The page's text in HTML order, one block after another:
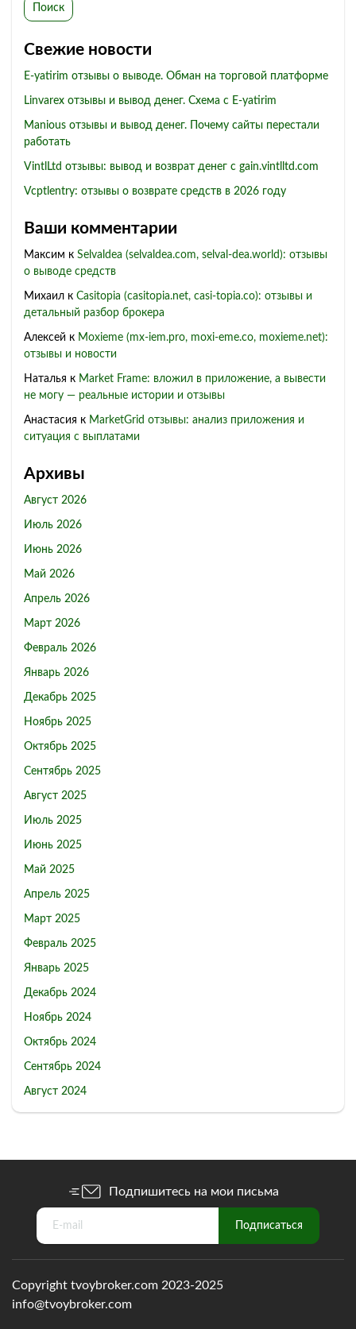
Поиск
Свежие новости
E-yatirim отзывы о выводе. Обман на торговой платформе
Linvarex отзывы и вывод денег. Схема с E-yatirim
Manious отзывы и вывод денег. Почему сайты перестали
работать
VintlLtd отзывы: вывод и возврат денег с gain.vintlltd.com
Vcptlentry: отзывы о возврате средств в 2026 году
Ваши комментарии
Максим к Selvaldea (selvaldea.com, selval-dea.world): отзывы
о выводе средств
Михаил к Casitopia (casitopia.net, casi-topia.co): отзывы и
детальный разбор брокера
Алексей к Moxieme (mx-iem.pro, moxi-eme.co, moxieme.net):
отзывы и новости
Наталья к Market Frame: вложил в приложение, а вывести
не могу — реальные истории и отзывы
Анастасия к MarketGrid отзывы: анализ приложения и
ситуация с выплатами
Архивы
Август 2026
Июль 2026
Июнь 2026
Май 2026
Апрель 2026
Март 2026
Февраль 2026
Январь 2026
Декабрь 2025
Ноябрь 2025
Октябрь 2025
Сентябрь 2025
Август 2025
Июль 2025
Июнь 2025
Май 2025
Апрель 2025
Март 2025
Февраль 2025
Январь 2025
Декабрь 2024
Ноябрь 2024
Октябрь 2024
Сентябрь 2024
Август 2024
Подпишитесь на мои письма
Copyright tvoybroker.com 2023-2025
info@tvoybroker.com